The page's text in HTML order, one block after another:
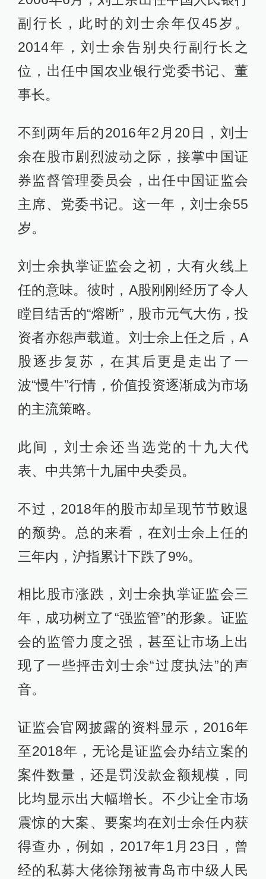
副行长，此时的刘士余年仅45岁。
2014年，刘士余告别央行副行长之
位，出任中国农业银行党委书记、董
事长。
不到两年后的2016年2月20日，刘士
余在股市剧烈波动之际，接掌中国证
券监督管理委员会，出任中国证监会
主席、党委书记。这一年，刘士余55
岁。
刘士余执掌证监会之初，大有火线上
任的意味。彼时，A股刚刚经历了令人
瞠目结舌的“熔断”，股市元气大伤，投
资者亦怨声载道。刘士余上任之后，A
股逐步复苏，在其后更是走出了一
波“慢牛”行情，价值投资逐渐成为市场
的主流策略。
此间，刘士余还当选党的十九大代
表、中共第十九届中央委员。
不过，2018年的股市却呈现节节败退
的颓势。总的来看，在刘士余上任的
三年内，沪指累计下跌了9%。
相比股市涨跌，刘士余执掌证监会三
年，成功树立了“强监管”的形象。证监
会的监管力度之强，甚至让市场上出
现了一些抨击刘士余“过度执法”的声
音。
证监会官网披露的资料显示，2016年
至2018年，无论是证监会办结立案的
案件数量，还是罚没款金额规模，同
比均显示出大幅增长。不少让全市场
震惊的大案、要案均在刘士余任内获
得查办，例如，2017年1月23日，曾
经的私募大佬徐翔被青岛市中级人民